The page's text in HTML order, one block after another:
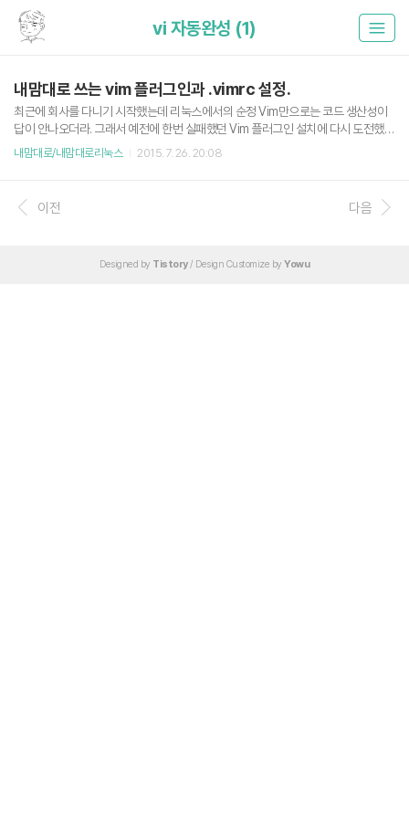
vi 자동완성 (1)
내맘대로 쓰는 vim 플러그인과 .vimrc 설정.
최근에 회사를 다니기 시작했는데 리눅스에서의 순정 Vim만으로는 코드 생산성이
답이 안나오더라. 그래서 예전에 한번 실패했던 Vim 플러그인 설치에 다시 도전했
고, 잘 쓰고 있다. 사용하는 플러그인과 .vimrc 설정 파일을 공유하는 취지에서 포스
Vundle 스크립트 추가. ( " 은 주석으로 처리됨) set nocompatible" set the runti
me path to include Vundle and initializeset rtp+=~/.vim/bundl..
내맘대로/내맘대로리눅스 2015. 7. 26. 20:08
이전 다음
Designed by Tistory/ Design Customize by Yowu